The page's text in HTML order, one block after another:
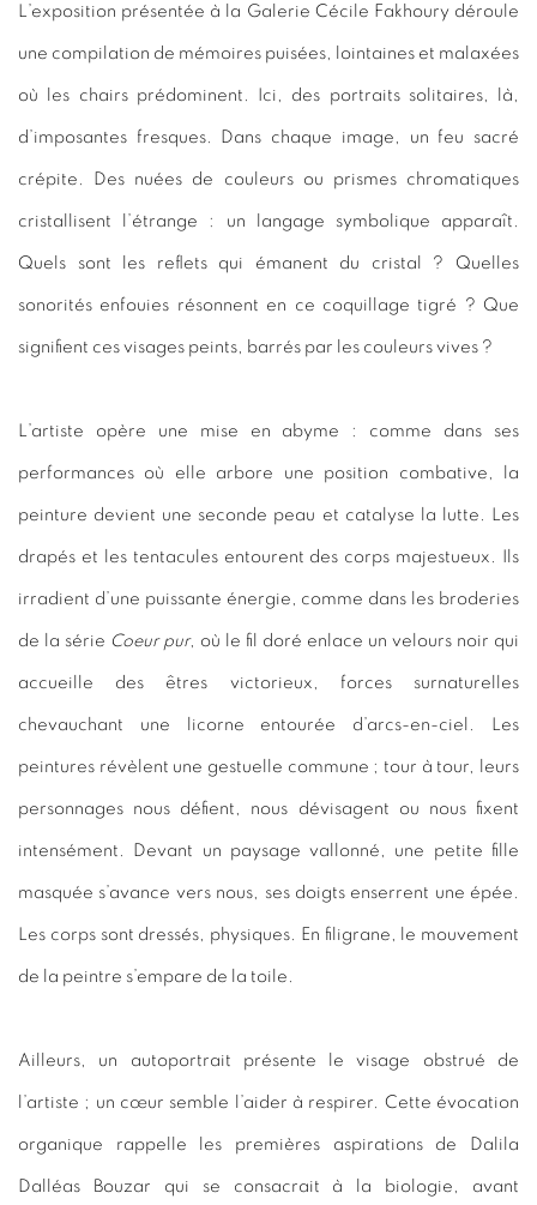
L’exposition présentée à la Galerie Cécile Fakhoury déroule
une compilation de mémoires puisées, lointaines et malaxées
où les chairs prédominent. Ici, des portraits solitaires, là,
d’imposantes fresques. Dans chaque image, un feu sacré
crépite. Des nuées de couleurs ou prismes chromatiques
cristallisent l’étrange : un langage symbolique apparaît.
Quels sont les reflets qui émanent du cristal ? Quelles
sonorités enfouies résonnent en ce coquillage tigré ? Que
signifient ces visages peints, barrés par les couleurs vives ?
L’artiste opère une mise en abyme : comme dans ses
performances où elle arbore une position combative, la
peinture devient une seconde peau et catalyse la lutte. Les
drapés et les tentacules entourent des corps majestueux. Ils
irradient d’une puissante énergie, comme dans les broderies
de la série Coeur pur, où le fil doré enlace un velours noir qui
accueille des êtres victorieux, forces surnaturelles
chevauchant une licorne entourée d’arcs-en-ciel. Les
peintures révèlent une gestuelle commune ; tour à tour, leurs
personnages nous défient, nous dévisagent ou nous fixent
intensément. Devant un paysage vallonné, une petite fille
masquée s’avance vers nous, ses doigts enserrent une épée.
Les corps sont dressés, physiques. En filigrane, le mouvement
de la peintre s’empare de la toile.
Ailleurs, un autoportrait présente le visage obstrué de
l’artiste ; un cœur semble l’aider à respirer. Cette évocation
organique rappelle les premières aspirations de Dalila
Dalléas Bouzar qui se consacrait à la biologie, avant